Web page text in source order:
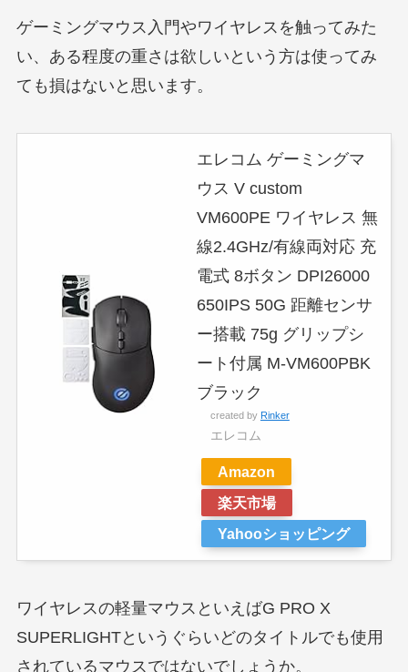
ゲーミングマウス入門やワイヤレスを触ってみた
い、ある程度の重さは欲しいという方は使ってみ
ても損はないと思います。
エレコム ゲーミングマ
ウス V custom
VM600PE ワイヤレス 無
線2.4GHz/有線両対応 充
電式 8ボタン DPI26000
650IPS 50G 距離センサ
ー搭載 75g グリップシ
ート付属 M-VM600PBK
ブラック
created by Rinker
エレコム
Amazon
楽天市場
Yahooショッピング
ワイヤレスの軽量マウスといえばG PRO X
SUPERLIGHTというぐらいどのタイトルでも使用
されているマウスではないでしょうか。